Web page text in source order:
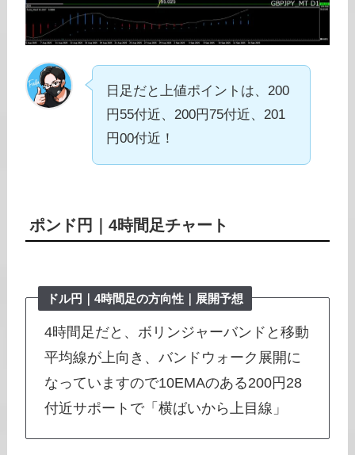
日足だと上値ポイントは、200
円55付近、200円75付近、201
円00付近！
ポンド円 ｜4時間足チャート
ドル円｜4時間足の方向性｜展開予想
4時間足だと、ボリンジャーバンドと移動
平均線が上向き、バンドウォーク展開に
なっていますので10EMAのある200円28
付近サポートで「横ばいから上目線」